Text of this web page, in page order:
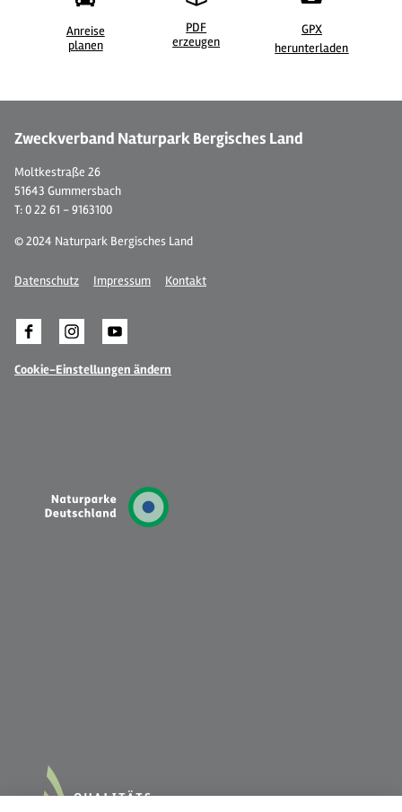
| Dominik Ketz
Anreise
planen
PDF
erzeugen
GPX
herunterladen
Zweckverband Naturpark Bergisches Land
Moltkestraße 26
51643 Gummersbach
T: 0 22 61 - 9163100
© 2024 Naturpark Bergisches Land
Datenschutz Impressum Kontakt
Cookie-Einstellungen ändern